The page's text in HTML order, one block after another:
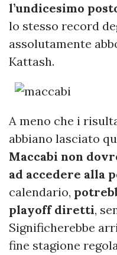
l’undicesimo
lo stesso record
assolutamente
Kattash.
A meno che i
abbiano lasciato
Maccabi non
ad accedere alla
calendario,
playoff diretti,
Significherebbe
fine stagione